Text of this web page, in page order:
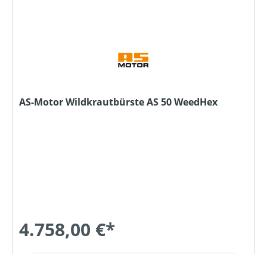
AS-Motor Wildkrautbürste AS 50 WeedHex
4.758,00 €*